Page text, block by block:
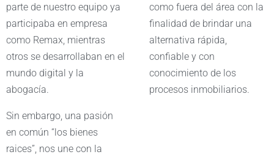
parte de nuestro equipo ya
participaba en empresa
como Remax, mientras
otros se desarrollaban en el
mundo digital y la
abogacía.
Sin embargo, una pasión
en común “los bienes
raices”, nos une con la
como fuera del área con la
finalidad de brindar una
alternativa rápida,
confiable y con
conocimiento de los
procesos inmobiliarios.